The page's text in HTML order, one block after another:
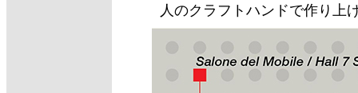
人のクラフトハンドで作り上